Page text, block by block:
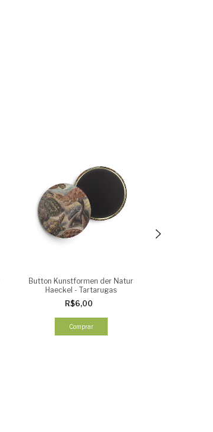
Button Kunstformen der Natur
Haeckel - Tartarugas
R$6,00
Comprar